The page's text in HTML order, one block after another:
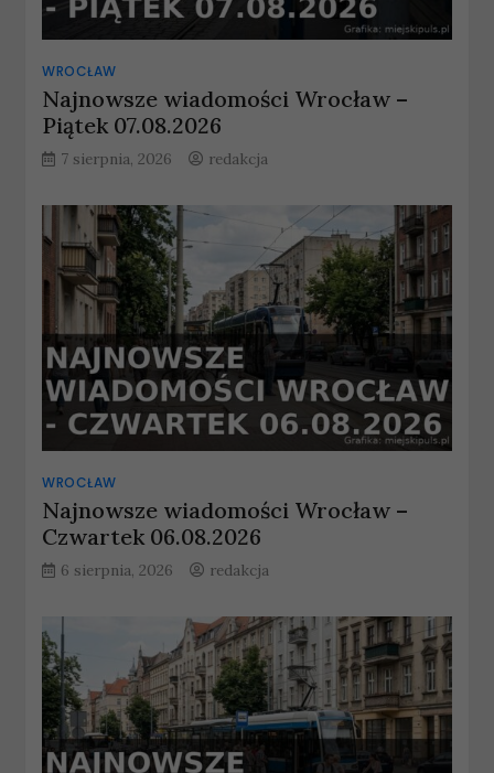
WROCŁAW
Najnowsze wiadomości Wrocław –
Piątek 07.08.2026
7 sierpnia, 2026 redakcja
WROCŁAW
Najnowsze wiadomości Wrocław –
Czwartek 06.08.2026
6 sierpnia, 2026 redakcja